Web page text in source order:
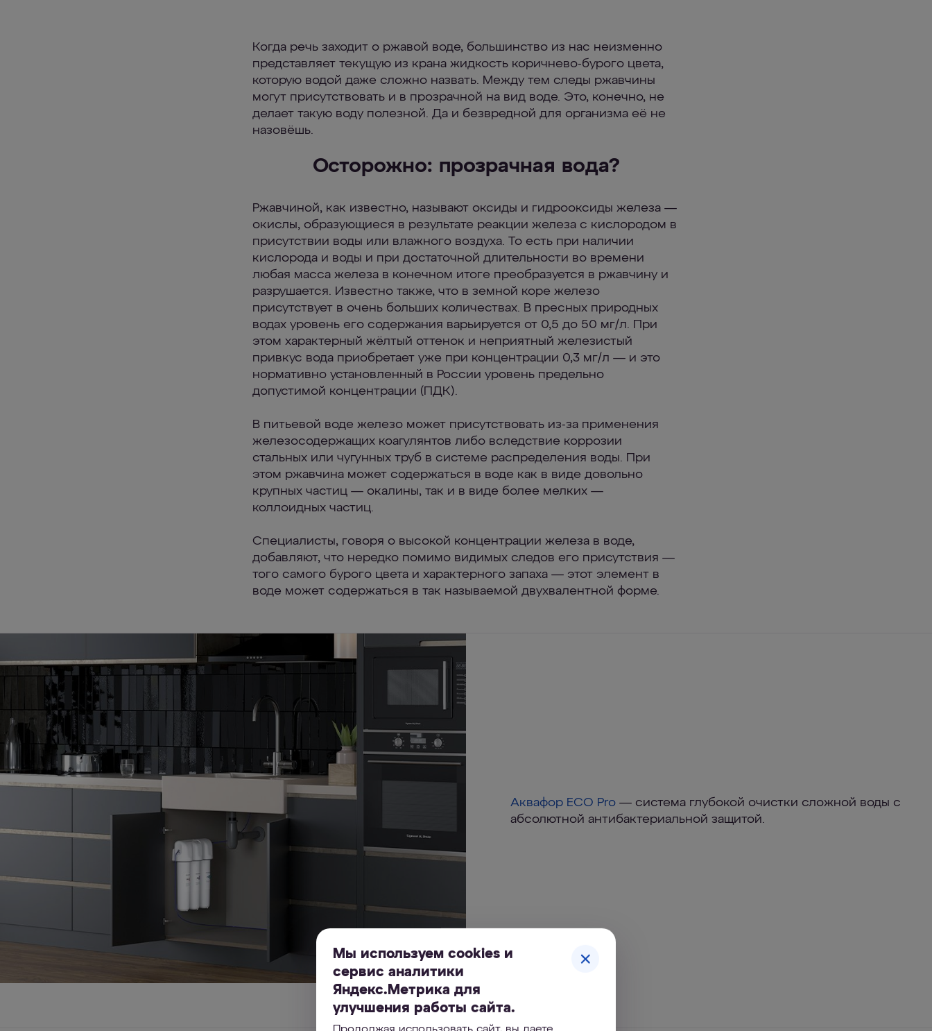
Когда речь заходит о ржавой воде, большинство из нас неизменно
представляет текущую из крана жидкость коричнево-бурого цвета,
которую водой даже сложно назвать. Между тем следы ржавчины
могут присутствовать и в прозрачной на вид воде. Это, конечно, не
делает такую воду полезной. Да и безвредной для организма её не
назовёшь.
Осторожно: прозрачная вода?
Ржавчиной, как известно, называют оксиды и гидрооксиды железа —
окислы, образующиеся в результате реакции железа с кислородом в
присут­ствии воды или влажного воздуха. То есть при наличии
кислорода и воды и при достаточной длительности во времени
любая масса железа в конечном итоге преобразуется в ржавчину и
разрушается. Известно также, что в земной коре железо
присутствует в очень больших количествах. В пресных природных
водах уровень его содержания варьируется от 0,5 до 50 мг/л. При
этом характерный жёлтый оттенок и неприятный железистый
привкус вода приобретает уже при концентрации 0,3 мг/л — и это
нормативно установленный в России уровень предельно
допустимой концентрации (ПДК).
В питьевой воде железо может присутствовать из-за применения
железосодержащих коагулянтов либо вследствие коррозии
стальных или чугунных труб в системе распределения воды. При
этом ржавчина может содержаться в воде как в виде довольно
крупных частиц — окалины, так и в виде более мелких —
коллоидных частиц.
Специалисты, говоря о высокой концентрации железа в воде,
добавляют, что нередко помимо видимых следов его присутствия —
того самого бурого цвета и характерного запаха — этот элемент в
воде может содержаться в так называемой двухвалентной форме.
Аквафор ECO Pro — система глубокой очистки сложной воды с
абсолютной антибактериальной защитой.
Мы используем cookies и
сервис аналитики
Яндекс.Метрика для
улучшения работы сайта.